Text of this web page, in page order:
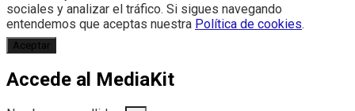
sociales y analizar el tráfico. Si sigues navegando
entendemos que aceptas nuestra Política de cookies.
Aceptar
Accede al MediaKit